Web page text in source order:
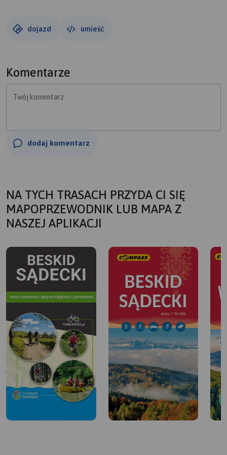
dojazd umieść
Komentarze
Twój komentarz
dodaj komentarz
NA TYCH TRASACH PRZYDA CI SIĘ
MAPOPRZEWODNIK LUB MAPA Z
NASZEJ APLIKACJI